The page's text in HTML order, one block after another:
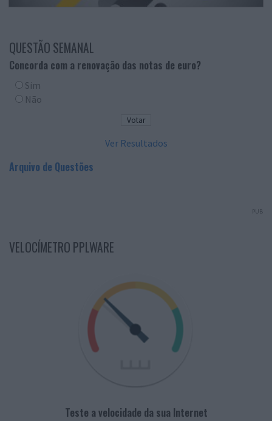
QUESTÃO SEMANAL
Concorda com a renovação das notas de euro?
Sim
Não
Ver Resultados
Arquivo de Questões
PUB
VELOCÍMETRO PPLWARE
Teste a velocidade da sua Internet